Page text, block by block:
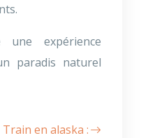
une expérience
paradis naturel
Train en alaska :